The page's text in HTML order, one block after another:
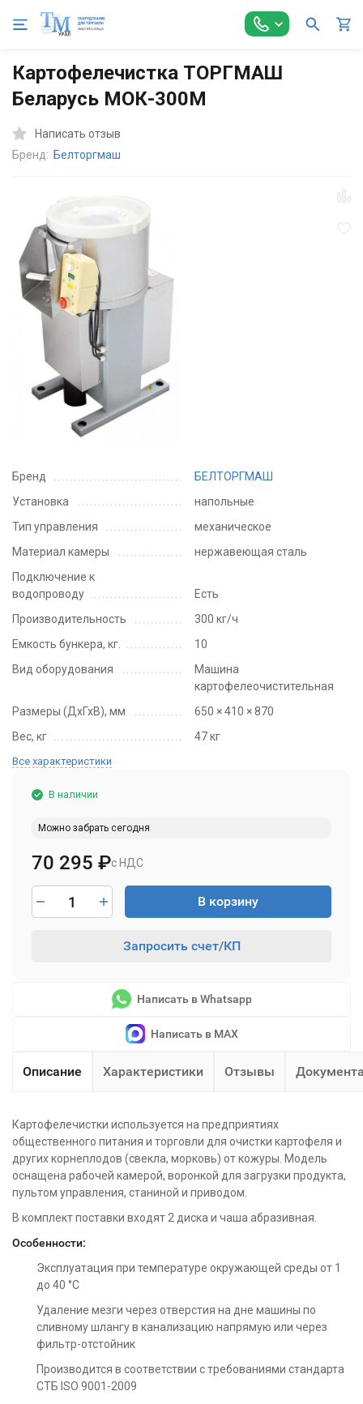
Главная Оборудование для Общепита Механическое
Картофелечистка ТОРГМАШ
Беларусь МОК-300М
Написать отзыв
Бренд: Белторгмаш
Бренд
БЕЛТОРГМАШ
Установка
напольные
Тип управления
механическое
Материал камеры
нержавеющая сталь
Подключение к
водопроводу
Есть
Производительность
300 кг/ч
Емкость бункера, кг.
10
Вид оборудования
Машина
картофелеочистительная
Размеры (ДхГхВ), мм
650 × 410 × 870
Вес, кг
47 кг
Все характеристики
В наличии
Можно забрать сегодня
с НДС
70 295 ₽
В корзину
Запросить счет/КП
Написать в Whatsapp
Написать в MAX
Описание Характеристики Отзывы
Картофелечистки используется на предприятиях
общественного питания и торговли для очистки картофеля и
других корнеплодов (свекла, морковь) от кожуры. Модель
оснащена рабочей камерой, воронкой для загрузки продукта,
пультом управления, станиной и приводом.
В комплект поставки входят 2 диска и чаша абразивная.
Особенности:
Эксплуатация при температуре окружающей среды от 1
до 40 °С
Удаление мезги через отверстия на дне машины по
сливному шлангу в канализацию напрямую или через
фильтр-отстойник
Производится в соответствии с требованиями стандарта
СТБ ISO 9001-2009